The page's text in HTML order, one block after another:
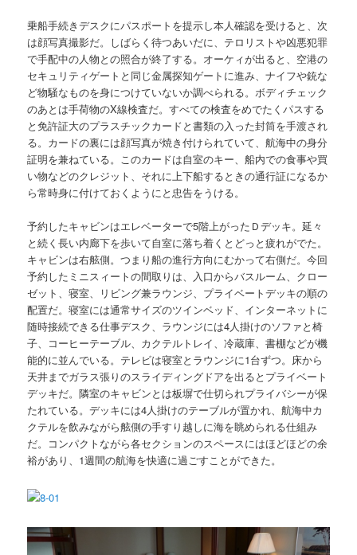
乗船手続きデスクにパスポートを提示し本人確認を受けると、次
は顔写真撮影だ。しばらく待つあいだに、テロリストや凶悪犯罪
で手配中の人物との照合が終了する。オーケィが出ると、空港の
セキュリティゲートと同じ金属探知ゲートに進み、ナイフや銃な
ど物騒なものを身につけていないか調べられる。ボディチェック
のあとは手荷物のX線検査だ。すべての検査をめでたくパスする
と免許証大のプラスチックカードと書類の入った封筒を手渡され
る。カードの裏には顔写真が焼き付けられていて、航海中の身分
証明を兼ねている。このカードは自室のキー、船内での食事や買
い物などのクレジット、それに上下船するときの通行証になるか
ら常時身に付けておくようにと忠告をうける。
予約したキャビンはエレベーターで5階上がったＤデッキ。延々
と続く長い内廊下を歩いて自室に落ち着くとどっと疲れがでた。
キャビンは右舷側。つまり船の進行方向にむかって右側だ。今回
予約したミニスィートの間取りは、入口からバスルーム、クロー
ゼット、寝室、リビング兼ラウンジ、プライベートデッキの順の
配置だ。寝室には通常サイズのツインベッド、インターネットに
随時接続できる仕事デスク、ラウンジには4人掛けのソファと椅
子、コーヒーテーブル、カクテルトレイ、冷蔵庫、書棚などが機
能的に並んでいる。テレビは寝室とラウンジに1台ずつ。床から
天井までガラス張りのスライディングドアを出るとプライベート
デッキだ。隣室のキャビンとは板塀で仕切られプライバシーが保
たれている。デッキには4人掛けのテーブルが置かれ、航海中カ
クテルを飲みながら舷側の手すり越しに海を眺められる仕組み
だ。コンパクトながら各セクションのスペースにはほどほどの余
裕があり、1週間の航海を快適に過ごすことができた。